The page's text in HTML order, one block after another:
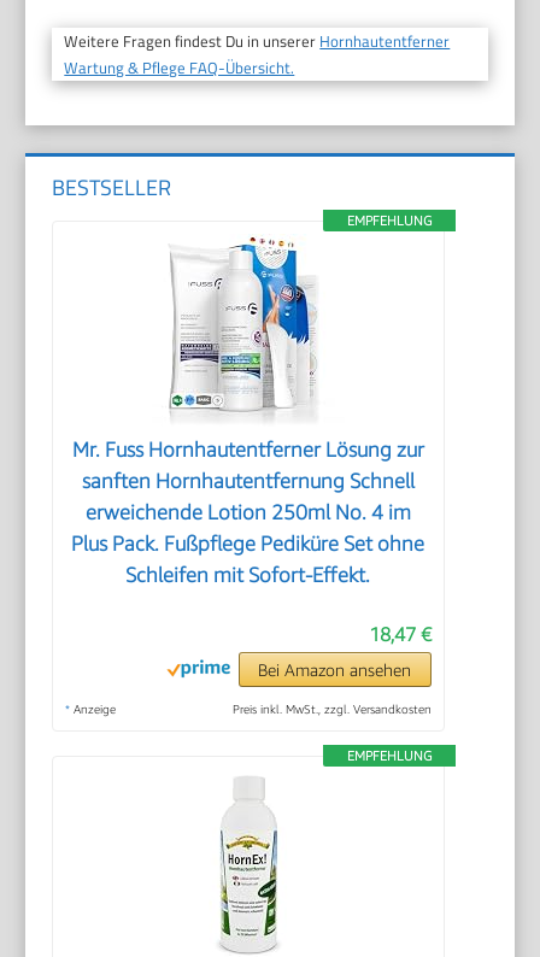
Weitere Fragen findest Du in unserer Hornhautentferner
Wartung & Pflege FAQ-Übersicht.
BESTSELLER
EMPFEHLUNG
Mr. Fuss Hornhautentferner Lösung zur
sanften Hornhautentfernung Schnell
erweichende Lotion 250ml No. 4 im
Plus Pack. Fußpflege Pediküre Set ohne
Schleifen mit Sofort-Effekt.
18,47 €
Bei Amazon ansehen
* Anzeige Preis inkl. MwSt., zzgl. Versandkosten
EMPFEHLUNG